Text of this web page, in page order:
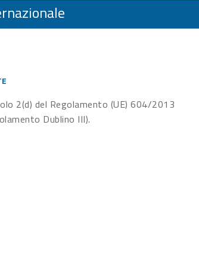
2(d) del Regolamento (UE) 604/2013
Dublino III).